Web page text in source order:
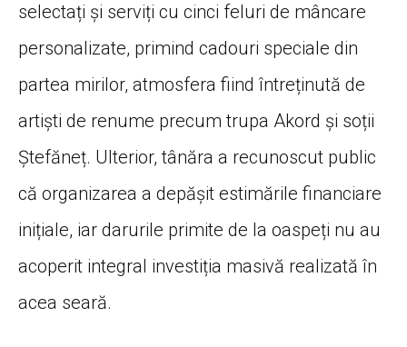
selectați și serviți cu cinci feluri de mâncare
personalizate, primind cadouri speciale din
partea mirilor, atmosfera fiind întreținută de
artiști de renume precum trupa Akord și soții
Ștefăneț. Ulterior, tânăra a recunoscut public
că organizarea a depășit estimările financiare
inițiale, iar darurile primite de la oaspeți nu au
acoperit integral investiția masivă realizată în
acea seară.